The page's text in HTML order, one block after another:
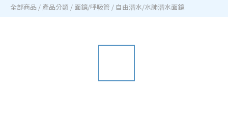
全部商品 / 產品分類 / 面鏡/呼吸管 / 自由潛水/水肺潛水面鏡